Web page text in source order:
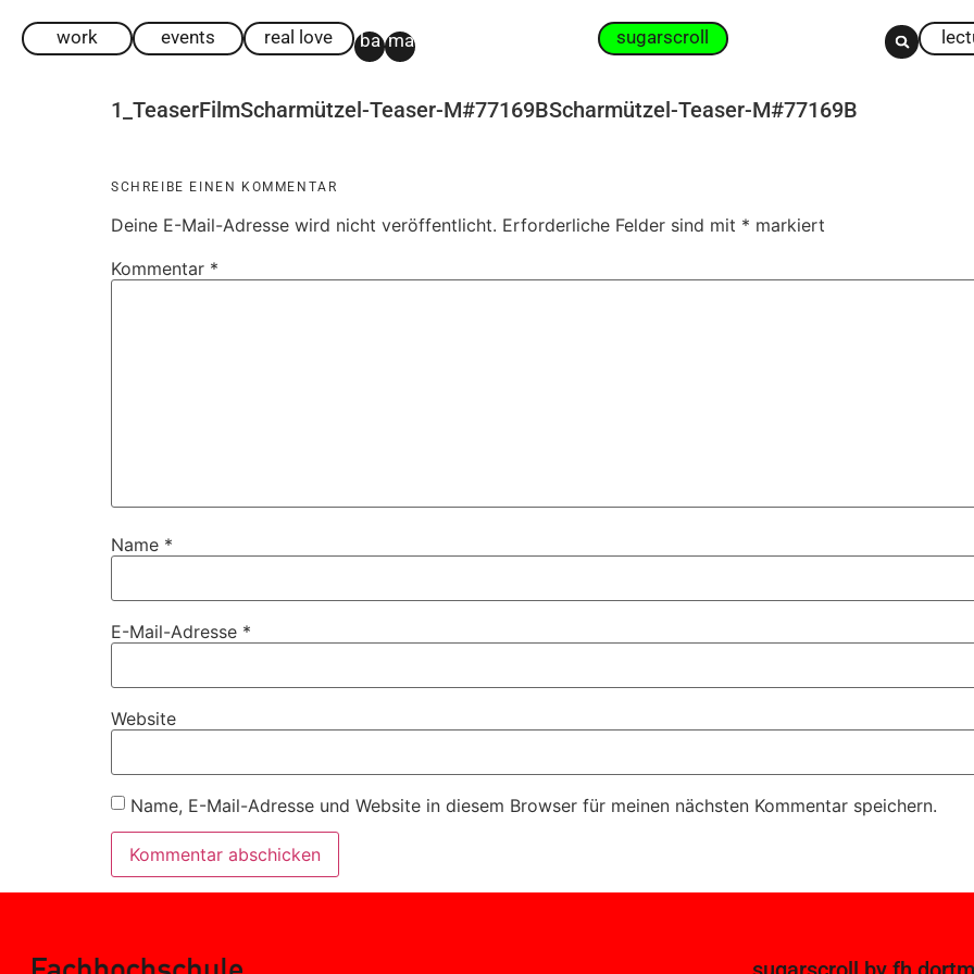
work events real love ba ma sugarscroll
1_TeaserFilmScharmützel-Teaser-M#77169BScharmützel-Teaser-M#77169B
SCHREIBE EINEN KOMMENTAR
Deine E-Mail-Adresse wird nicht veröffentlicht. Erforderliche Felder sind mit * markiert
Kommentar *
Name *
E-Mail-Adresse *
Website
Name, E-Mail-Adresse und Website in diesem Browser für meinen nächsten Kommentar speichern.